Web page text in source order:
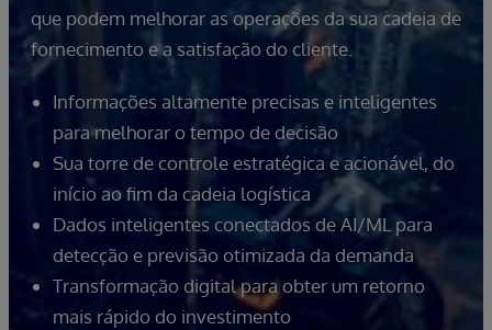
que podem melhorar as operações da sua cadeia de
fornecimento e a satisfação do cliente.
Informações altamente precisas e inteligentes
para melhorar o tempo de decisão
Sua torre de controle estratégica e acionável, do
início ao fim da cadeia logística
Dados inteligentes conectados de AI/ML para
detecção e previsão otimizada da demanda
Transformação digital para obter um retorno
mais rápido do investimento